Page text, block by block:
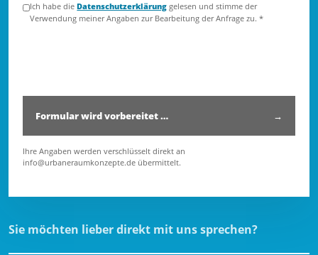
Ich habe dieDatenschutzerklärung gelesen und stimme der
Verwendung meiner Angaben zur Bearbeitung der Anfrage zu. *
Formular wird vorbereitet … →
Ihre Angaben werden verschlüsselt direkt an
info@urbaneraumkonzepte.de übermittelt.
Sie möchten lieber direkt mit uns sprechen?